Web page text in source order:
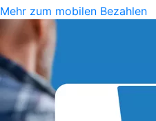
Mehr zum mobilen Bezahlen